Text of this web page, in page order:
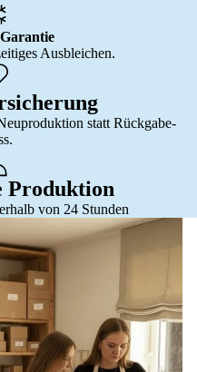
Ausbleichen.
statt Rückgabe-
Produktion
von 24 Stunden